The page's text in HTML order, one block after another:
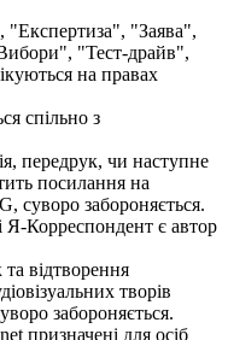
"Заява",
"Тест-драйв",
на правах
спільно з
передрук, чи наступне
посилання на
суворо забороняється.
Я-Корреспондент є автор
відтворення
творів
забороняється.
призначені для осіб